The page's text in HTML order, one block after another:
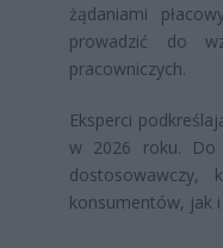
żądaniami
prowadzić do
pracowniczych.
Eksperci
w 2026 roku. Do
dostosowawczy,
konsumentów, jak